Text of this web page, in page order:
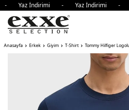
Yaz İndirimi - Yaz
Anasayfa Erkek Giyim T-Shirt